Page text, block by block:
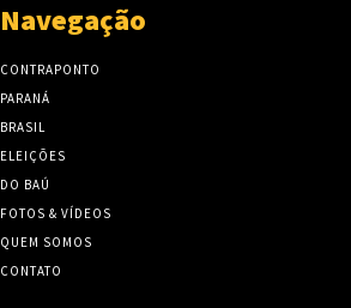
Navegação
CONTRAPONTO
PARANÁ
BRASIL
ELEIÇÕES
DO BAÚ
FOTOS & VÍDEOS
QUEM SOMOS
CONTATO